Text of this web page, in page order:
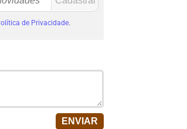
de Privacidade.